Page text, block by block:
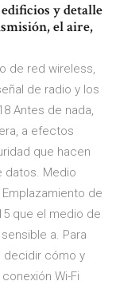
edificios y detalle
el aire,
de red wireless,
de radio y los
Antes de nada,
a efectos
que hacen
datos. Medio
Emplazamiento de
que el medio de
a. Para
decidir cómo y
Wi-Fi